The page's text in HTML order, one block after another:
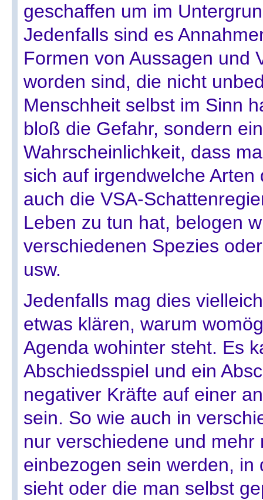
geschaffen um im
Jedenfalls sind es
Formen von Aussagen und
worden sind, die nicht
Menschheit selbst im Sinn
bloß die Gefahr, sondern
Wahrscheinlichkeit, dass
sich auf irgendwelche
auch die VSA-
Leben zu tun hat, belogen
verschiedenen Spezies
usw.
Jedenfalls mag dies
etwas klären, warum
Agenda wohinter steht. Es
Abschiedsspiel und ein
negativer Kräfte auf einer
sein. So wie auch in
nur verschiedene und
einbezogen sein werden, in
sieht oder die man selbst